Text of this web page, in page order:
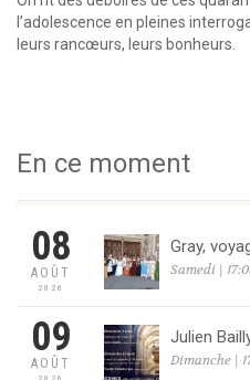
l’adolescence en pleines
leurs rancœurs, leurs bonheurs.
En ce moment
08
AOÛT
2026
Gray,
Samedi |
09
AOÛT
Julien
Dimanche |